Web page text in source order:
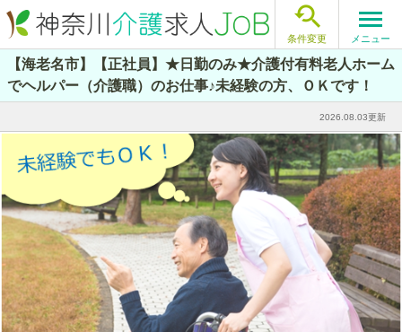

条件変更 メニュー
【海老名市】【正社員】★日勤のみ★介護付有料老人ホーム
でヘルパー（介護職）のお仕事♪未経験の方、ＯＫです！
2026.08.03更新